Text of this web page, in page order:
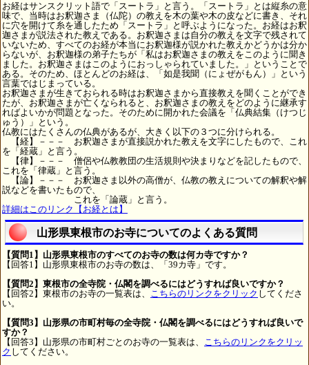
お経はサンスクリット語で「スートラ」と言う。「スートラ」とは縦糸の意
味で、当時はお釈迦さま（仏陀）の教えを木の葉や木の皮などに書き、それ
に穴を開けて糸を通したため「スートラ」と呼ぶようになった。お経はお釈
迦さまが説法された教えである。お釈迦さまは自分の教えを文字で残されて
いないため、すべてのお経が本当にお釈迦様が説かれた教えかどうかは分か
らないが、お釈迦様の弟子たちが「私はお釈迦さまの教えをこのように聞き
ました。お釈迦さまはこのようにおっしゃられていました。」ということで
ある。そのため、ほとんどのお経は、「如是我聞（にょぜがもん）」という
言葉ではじまっている。
お釈迦さまが生きておられる時はお釈迦さまから直接教えを聞くことができ
たが、お釈迦さまが亡くなられると、お釈迦さまの教えをどのように継承す
ればよいかが問題となった。そのために開かれた会議を「仏典結集（けつじ
ゅう）」という。
仏教にはたくさんの仏典があるが、大きく以下の３つに分けられる。
【経】－－－ お釈迦さまが直接説かれた教えを文字にしたもので、これ
を「経蔵」と言う。
【律】－－－ 僧侶や仏教教団の生活規則や決まりなどを記したもので、
これを「律蔵」と言う。
【論】－－－ お釈迦さま以外の高僧が、仏教の教えについての解釈や解
説などを書いたもので、
これを「論蔵」と言う。
詳細はこのリンク【お経とは】
山形県東根市のお寺についてのよくある質問
【質問1】山形県東根市のすべてのお寺の数は何カ寺ですか？
【回答1】山形県東根市のお寺の数は、「39カ寺」です。
【質問2】東根市の全寺院・仏閣を調べるにはどうすれば良いですか？
【回答2】東根市のお寺の一覧表は、 こちらのリンクをクリック してくださ
い。
【質問3】山形県の市町村毎の全寺院・仏閣を調べるにはどうすれば良いで
すか？
【回答3】山形県の市町村ごとのお寺の一覧表は、 こちらのリンクをクリッ
ク してください。